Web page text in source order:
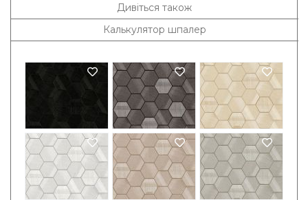
Дивіться також
Калькулятор шпалер